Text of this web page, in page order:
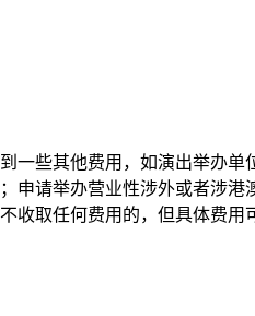
一些其他费用，如演出举办单
申请举办营业性涉外或者涉港
收取任何费用的，但具体费用